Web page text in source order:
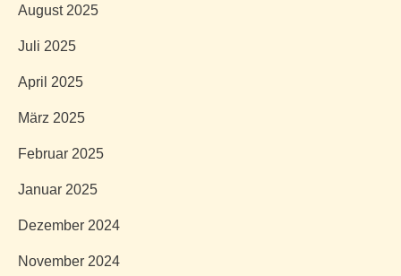
August 2025
Juli 2025
April 2025
März 2025
Februar 2025
Januar 2025
Dezember 2024
November 2024